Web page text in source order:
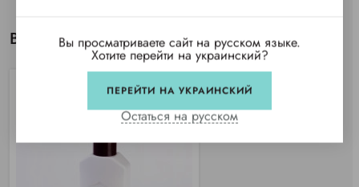
Вы просматривали
Вы просматриваете сайт на русском языке.
Хотите перейти на украинский?
ПЕРЕЙТИ НА УКРАИНСКИЙ
Остаться на русском